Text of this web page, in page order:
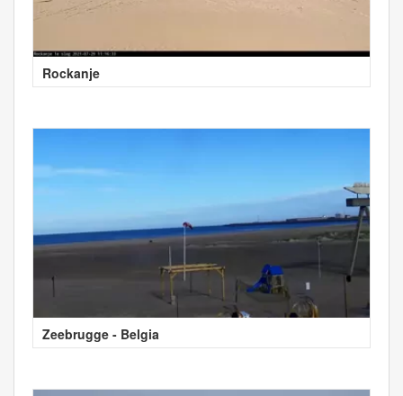
Rockanje
Zeebrugge - Belgia